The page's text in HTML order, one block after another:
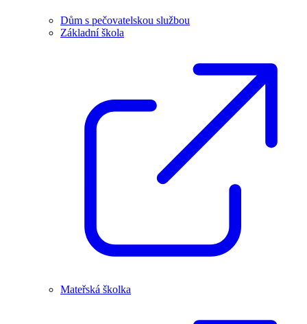
Dům s pečovatelskou službou
Základní škola
Mateřská školka